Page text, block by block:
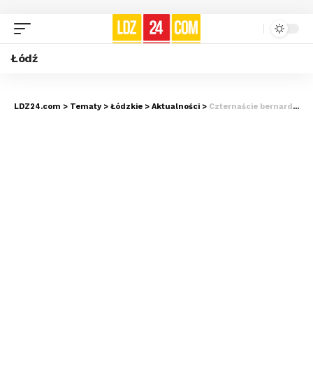
Łódź
LDZ24.com > Tematy > Łódzkie > Aktualności > Czternaście bernardynów odebranych z hodowli pod Bolimowem. Psy walczą o życie